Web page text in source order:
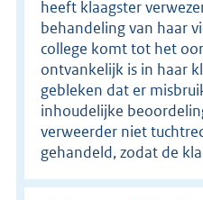
heeft klaagster
behandeling van haar
college komt tot het
ontvankelijk is in haar
gebleken dat er
inhoudelijke
verweerder niet
gehandeld, zodat de